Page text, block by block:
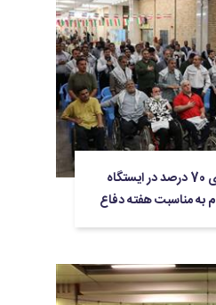
آیین تجلیل از جانبازان بالای 70 درصد در ایستگاه
به مناسبت هفته دفاع